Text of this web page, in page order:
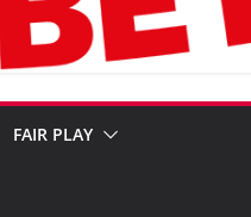
FAIR PLAY